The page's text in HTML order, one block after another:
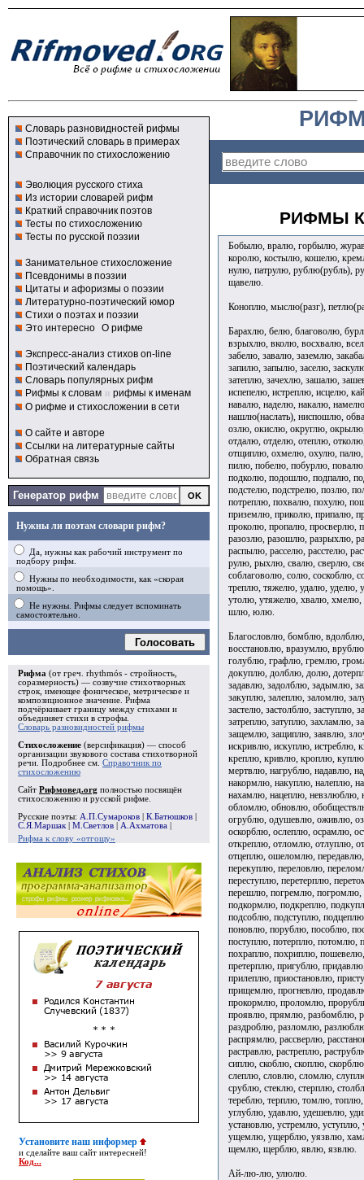
Словарь разновидностей рифмы
Поэтический словарь в примерах
Справочник по стихосложению
Эволюция русского стиха
Из истории словарей рифм
Краткий справочник поэтов
Тесты по стихосложению
Тесты по русской поэзии
Занимательное стихосложение
Псевдонимы в поэзии
Цитаты и афоризмы о поэзии
Литературно-поэтический юмор
Стихи о поэтах и поэзии
Это интересно О рифме
Экспресс-анализ стихов on-line
Поэтический календарь
Словарь популярных рифм
Рифмы к словам и рифмы к именам
О рифме и стихосложении в сети
О сайте и авторе
Ссылки на литературные сайты
Обратная связь
Генератор рифм
Нужны ли поэтам словари рифм?
Да, нужны как рабочий инструмент по
подбору рифм.
Нужны по необходимости, как «скорая
помощь».
Не нужны. Рифмы следует вспоминать
самостоятельно.
Голосовать
Рифма (от греч. rhythmós - стройность,
соразмерность) — созвучие стихотворных
строк, имеющее фоническое, метрическое и
композиционное значение. Рифма
подчёркивает границу между стихами и
объединяет стихи в строфы
Словарь разновидностей рифмы
Стихосложение (версификация) — способ
организации звукового состава стихотворной
речи. Подробнее см. Справочник по
стихосложению
Сайт Рифмовед.org полностью посвящён
стихосложению и русской рифме.
Русские поэты: А.П.Сумароков К.Батюшков
С.Я.Маршак
М.Светлов А.Ахматова
Рифма к слову «отгощу»
Установите наш информер
и сделайте ваш сайт интересней!
Код...
РИФМЫ К
Бобылю, вралю, горбылю,
королю, костылю, кошелю,
нулю, патрулю, рублю(рубль),
щавелю.
Коноплю, мыслю(разг),
Барахлю, белю, благоволю,
взрыхлю, вколю, восхвалю,
забелю, завалю, заземлю,
запилю, запылю, заселю,
затеплю, зачехлю, зашалю,
испепелю, истреплю, исцелю,
навалю, наделю, накалю,
нашлю(наслать), ниспошлю,
озлю, окислю, округлю,
отдалю, отделю, отеплю,
отщиплю, охмелю, охулю, палю,
пилю, побелю, побурлю,
подколю, подошлю, подпалю,
подстелю, подстрелю, позлю,
потреплю, похвалю, похулю,
приземлю, приколю, припалю,
проколю, пропалю, просверлю,
разозлю, разошлю, разрыхлю,
распылю, расселю, расстелю,
рулю, рыхлю, свалю, сверлю,
соблаговолю, солю, соскоблю,
треплю, тяжелю, удалю,
утолю, утяжелю, хвалю,
шлю, юлю.
Благословлю, бомблю,
восстановлю, вразумлю,
голублю, графлю, гремлю,
докуплю, долблю, долю,
задавлю, задолблю, задымлю,
закуплю, залеплю, заломлю,
застелю, застолблю, заступлю,
затреплю, затуплю, захламлю,
защемлю, защиплю, заявлю,
искривлю, искуплю, истреблю,
креплю, кривлю, кроплю,
мертвлю, нагрублю, надавлю,
накормлю, накуплю, налеплю,
нахамлю, нацеплю,
обломлю, обновлю,
огрублю, одушевлю, оживлю,
оскорблю, ослеплю, осрамлю,
откреплю, отломлю, отлуплю,
отцеплю, ошеломлю,
перекуплю, переловлю,
переступлю, перетерплю,
перешлю, погремлю,
подкормлю, подкреплю,
подсоблю, подступлю,
поновлю, порублю, пособлю,
поступлю, потерплю, потомлю,
похраплю, похриплю,
претерплю, пригублю,
прилеплю, приостановлю,
прищемлю, прогневлю,
прокормлю, проломлю,
проявлю, прямлю, разбомблю,
раздроблю, разломлю,
распрямлю, рассверлю,
растравлю, растреплю,
сиплю, скоблю, скоплю,
слеплю, словлю, сломлю,
срублю, стеклю, стерплю,
тереблю, терплю, томлю,
углублю, удавлю, удешевлю,
установлю, устремлю,
ущемлю, ущерблю, уязвлю,
щемлю, щерблю, явлю, язвлю.
Ай-лю-лю, улюлю.